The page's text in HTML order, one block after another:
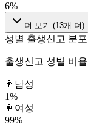
6%
더 보기 (13개 더)
성별 출생신고 분포
출생신고 성별 비
👨 남성
1%
👩 여성
99%